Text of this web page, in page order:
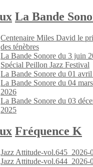
La Bande
Centenaire Miles David le
des ténèbres
La Bande Sonore du 3 juin
Spécial Peillon Jazz Festival
La Bande Sonore du 01
La Bande Sonore du 04 mars
2026
La Bande Sonore du 03
2025
Fréquence K
Jazz Attitude-vol.645_2026-
Jazz Attitude-vol.644_2026-